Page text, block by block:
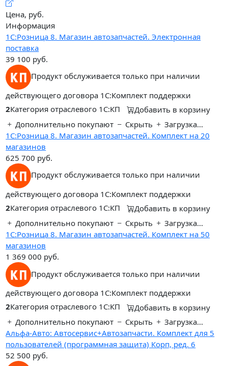
Цена, руб.
Информация
1С:Розница 8. Магазин автозапчастей. Электронная
поставка
39 100 руб.
Продукт обслуживается только при наличии
действующего договора 1С:Комплект поддержки
2Категория отраслевого 1С:КП
Добавить в корзину
Дополнительно покупают
Скрыть
Загрузка...
1С:Розница 8. Магазин автозапчастей. Комплект на 20
магазинов
625 700 руб.
Продукт обслуживается только при наличии
действующего договора 1С:Комплект поддержки
2Категория отраслевого 1С:КП
Добавить в корзину
Дополнительно покупают
Скрыть
Загрузка...
1С:Розница 8. Магазин автозапчастей. Комплект на 50
магазинов
1 369 000 руб.
Продукт обслуживается только при наличии
действующего договора 1С:Комплект поддержки
2Категория отраслевого 1С:КП
Добавить в корзину
Дополнительно покупают
Скрыть
Загрузка...
Альфа-Авто: Автосервис+Автозапчасти. Комплект для 5
пользователей (программная защита) Корп, ред. 6
52 500 руб.